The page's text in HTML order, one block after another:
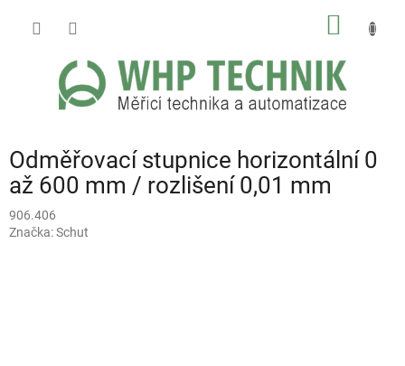
Odměřovací stupnice horizontální 0
až 600 mm / rozlišení 0,01 mm
906.406
Značka:Schut